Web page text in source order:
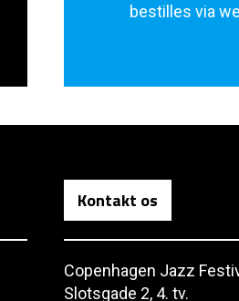
bestilles via
Kontakt os
Copenhagen Jazz
Slotsgade 2, 4. tv.